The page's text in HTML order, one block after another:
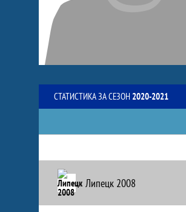
СТАТИСТИКА ЗА СЕЗОН 2020-2021
Липецк 2008